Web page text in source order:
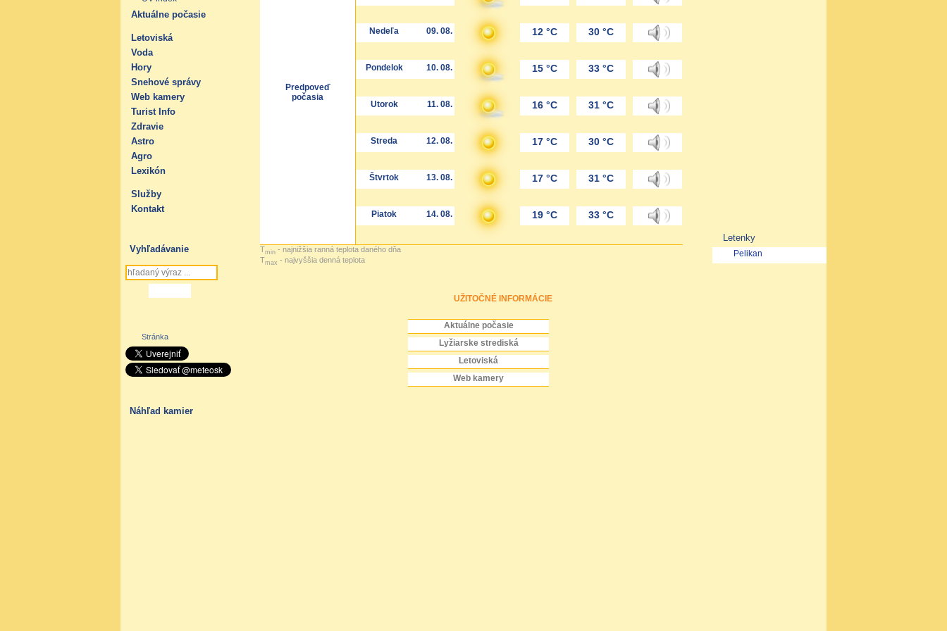
Aktuálne počasie
Letoviská
Voda
Hory
Snehové správy
Web kamery
Turist Info
Zdravie
Astro
Agro
Lexikón
Služby
Kontakt
Vyhľadávanie
Stránka
Náhľad kamier
Predpoveď
počasia
Nedeľa 09. 08. 12 °C 30 °C
Pondelok 10. 08. 15 °C 33 °C
Utorok 11. 08. 16 °C 31 °C
Streda 12. 08. 17 °C 30 °C
Štvrtok 13. 08. 17 °C 31 °C
Piatok 14. 08. 19 °C 33 °C
Tmin - najnižšia ranná teplota daného dňa
Tmax - najvyššia denná teplota
UŽITOČNÉ INFORMÁCIE
Aktuálne počasie
Lyžiarske strediská
Letoviská
Web kamery
Letenky
Pelikan